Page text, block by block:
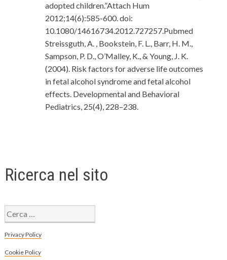
adopted children.”Attach Hum
2012;14(6):585-600. doi:
10.1080/14616734.2012.727257.Pubmed
Streissguth, A. , Bookstein, F. L., Barr, H. M.,
Sampson, P. D., O’Malley, K., & Young, J. K.
(2004). Risk factors for adverse life outcomes
in fetal alcohol syndrome and fetal alcohol
effects. Developmental and Behavioral
Pediatrics, 25(4), 228–238.
Ricerca nel sito
Ricerca
per:
Privacy Policy
Cookie Policy